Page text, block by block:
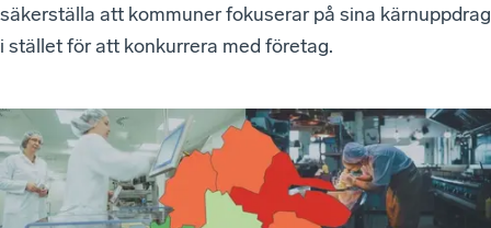
säkerställa att kommuner fokuserar på sina kärnuppdrag
i stället för att konkurrera med företag.